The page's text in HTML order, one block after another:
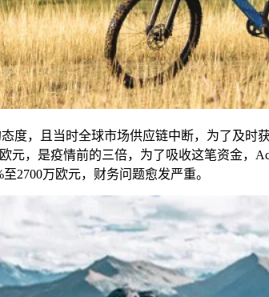
度，且当时全球市场供应链中断，为了及时
元，是疫情前的三倍，为了吸收这笔资金，
至2700万欧元，财务问题愈发严重。